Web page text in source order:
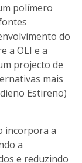
polímero
do
a OLI e a
projecto de
mais
Estireno)
incorpora a
a
e reduzindo